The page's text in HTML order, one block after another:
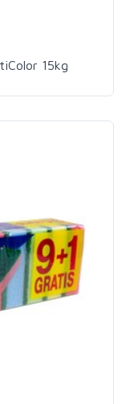
15kg